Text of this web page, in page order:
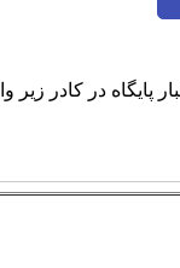
در کادر زیر